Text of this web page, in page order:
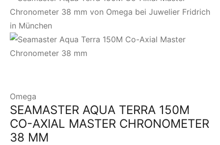
Omega
SEAMASTER AQUA TERRA 150M
CO-AXIAL MASTER CHRONOMETER
38 MM